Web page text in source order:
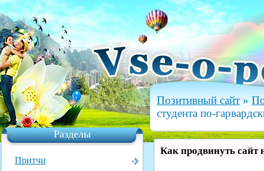
Разделы
Притчи
Позитивный сайт »
студента по-
Как продвинуть сайт